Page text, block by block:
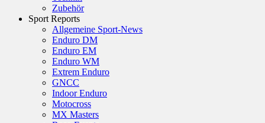
Zubehör
Sport Reports
Allgemeine Sport-News
Enduro DM
Enduro EM
Enduro WM
Extrem Enduro
GNCC
Indoor Enduro
Motocross
MX Masters